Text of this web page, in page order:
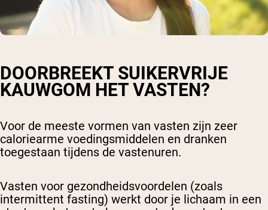
DOORBREEKT SUIKERVRIJE
KAUWGOM HET VASTEN?
Voor de meeste vormen van vasten zijn zeer
caloriearme voedingsmiddelen en dranken
toegestaan tijdens de vastenuren.
Vasten voor gezondheidsvoordelen (zoals
intermittent fasting) werkt door je lichaam in een